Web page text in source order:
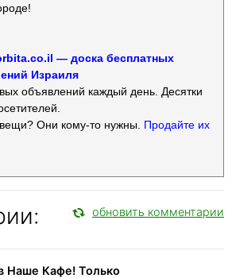
— доска бесплатных
Израиля
объявлений каждый день. Десятки
Они кому-то нужны. Продайте их
обновить комментарии
Наше Кафе! Только